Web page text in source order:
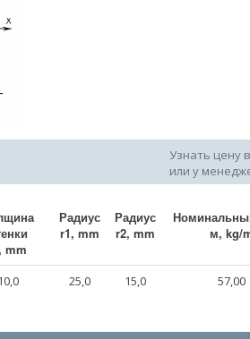
Узнать цену
или у
mm
Радиус
r1, mm
Радиус
r2, mm
м, kg/
25,0 15,0 57,00